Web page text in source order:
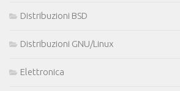
Distribuzioni BSD
Distribuzioni GNU/Linux
Elettronica